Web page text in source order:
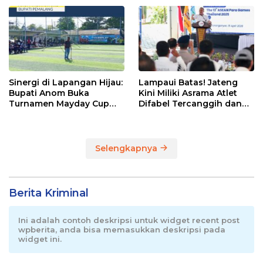
Sinergi di Lapangan Hijau:
Bupati Anom Buka
Turnamen Mayday Cup
Lampaui Batas! Jateng
Kini Miliki Asrama Atlet
Difabel Tercanggih dan
Selengkapnya
Berita Kriminal
Ini adalah contoh deskripsi untuk widget recent post
wpberita, anda bisa memasukkan deskripsi pada
widget ini.